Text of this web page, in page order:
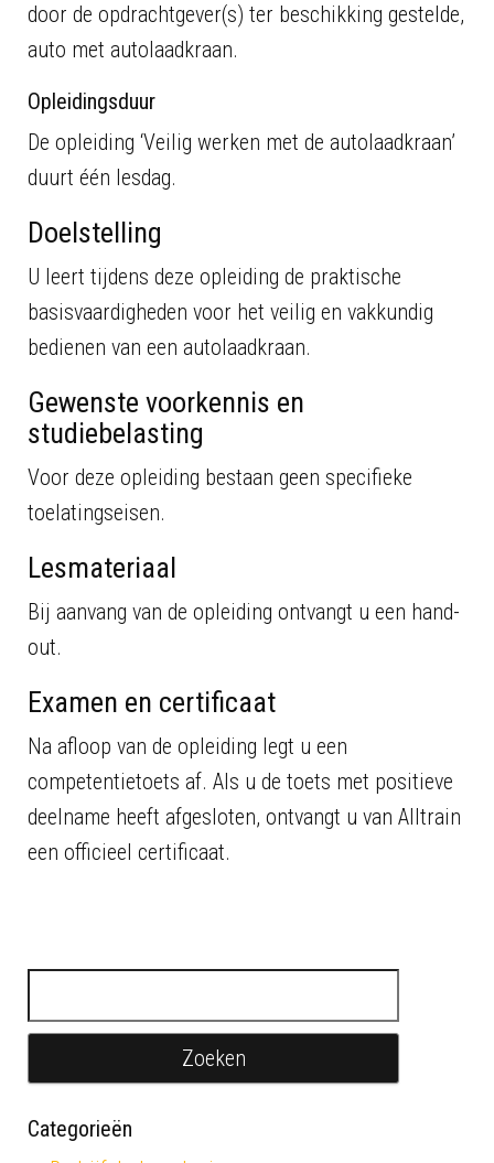
door de opdrachtgever(s) ter beschikking gestelde,
auto met autolaadkraan.
Opleidingsduur
De opleiding ‘Veilig werken met de autolaadkraan’
duurt één lesdag.
Doelstelling
U leert tijdens deze opleiding de praktische
basisvaardigheden voor het veilig en vakkundig
bedienen van een autolaadkraan.
Gewenste voorkennis en
studiebelasting
Voor deze opleiding bestaan geen specifieke
toelatingseisen.
Lesmateriaal
Bij aanvang van de opleiding ontvangt u een hand-
out.
Examen en certificaat
Na afloop van de opleiding legt u een
competentietoets af. Als u de toets met positieve
deelname heeft afgesloten, ontvangt u van Alltrain
een officieel certificaat.
Categorieën